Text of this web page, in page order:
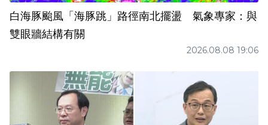
白海豚颱風「海豚跳」路徑南北擺盪 氣象專家：與
雙眼牆結構有關
2026.08.08 19:06